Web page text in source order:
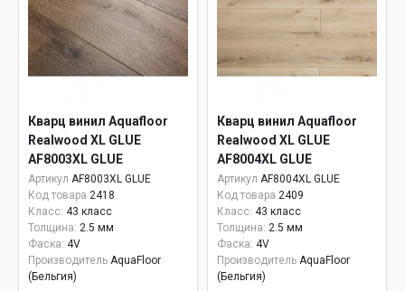
Кварц винил Aquafloor
Realwood XL GLUE
AF8003XL GLUE
Артикул AF8003XL GLUE
Код товара 2418
Класс: 43 класс
Толщина: 2.5 мм
Фаска: 4V
Производитель AquaFloor
(Бельгия)
Кварц винил Aquafloor
Realwood XL GLUE
AF8004XL GLUE
Артикул AF8004XL GLUE
Код товара 2409
Класс: 43 класс
Толщина: 2.5 мм
Фаска: 4V
Производитель AquaFloor
(Бельгия)